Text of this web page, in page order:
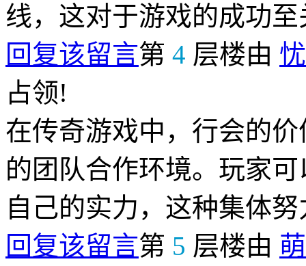
线，这对于游戏的成功
回复该留言第 4 层楼由
占领!
在传奇游戏中，行会的
的团队合作环境。玩家
自己的实力，这种集体
回复该留言第 5 层楼由